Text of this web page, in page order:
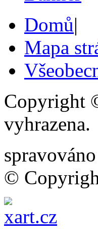
Domů|
Mapa
Copyright
vyhrazena.
©